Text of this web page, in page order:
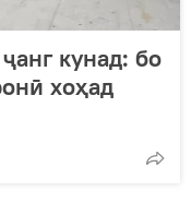
кунад: бо
хоҳад